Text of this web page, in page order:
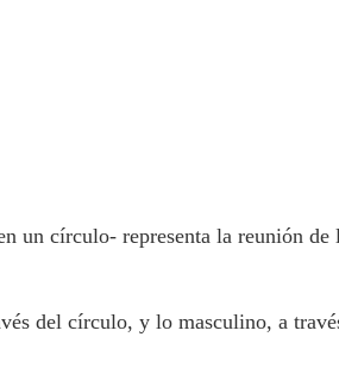
un círculo- representa la reunión
del círculo, y lo masculino, a